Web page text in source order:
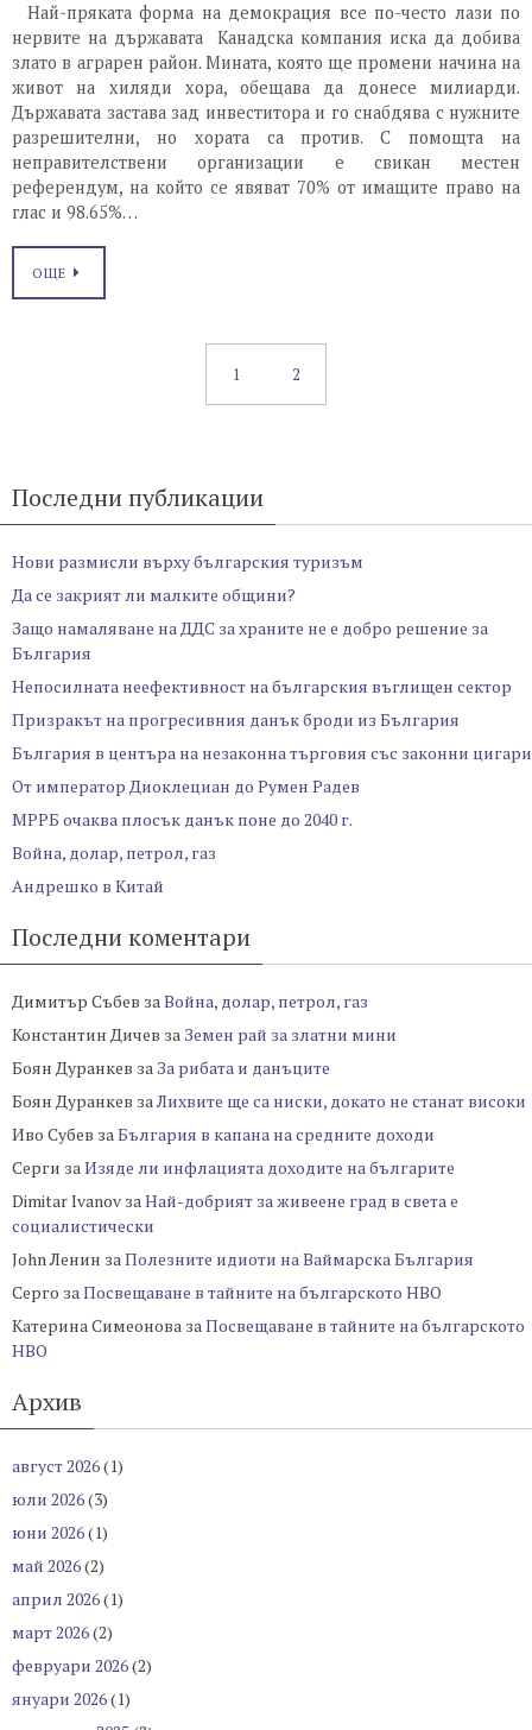
Най-пряката форма на демокрация все по-често лази по
нервите на държавата Канадска компания иска да добива
злато в аграрен район. Мината, която ще промени начина на
живот на хиляди хора, обещава да донесе милиарди.
Държавата застава зад инвеститора и го снабдява с нужните
разрешителни, но хората са против. С помощта на
неправителствени организации е свикан местен
референдум, на който се явяват 70% от имащите право на
глас и 98.65%…
ОЩЕ
1 2
Последни публикации
Нови размисли върху българския туризъм
Да се закрият ли малките общини?
Защо намаляване на ДДС за храните не е добро решение за
България
Непосилната неефективност на българския въглищен сектор
Призракът на прогресивния данък броди из България
България в центъра на незаконна търговия със законни цигари
От император Диоклециан до Румен Радев
МРРБ очаква плосък данък поне до 2040 г.
Война, долар, петрол, газ
Андрешко в Китай
Последни коментари
Димитър Събев за Война, долар, петрол, газ
Константин Дичев за Земен рай за златни мини
Боян Дуранкев за За рибата и данъците
Боян Дуранкев заЛихвите ще са ниски, докато не станат високи
Иво Субев за България в капана на средните доходи
Серги за Изяде ли инфлацията доходите на българите
Dimitar Ivanov за Най-добрият за живеене град в света е
социалистически
John Ленин за Полезните идиоти на Ваймарска България
Серго за Посвещаване в тайните на българското НВО
Катерина Симеонова за Посвещаване в тайните на българското
НВО
Архив
август 2026(1)
юли 2026(3)
юни 2026(1)
май 2026(2)
април 2026(1)
март 2026(2)
февруари 2026(2)
януари 2026(1)